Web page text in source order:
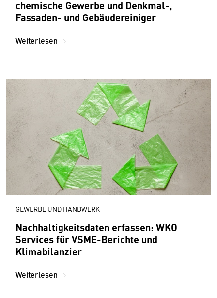
chemische Gewerbe und Denkmal-,
Fassaden- und Gebäudereiniger
Weiterlesen
GEWERBE UND HANDWERK
Nachhaltigkeitsdaten erfassen: WKO
Services für VSME-Berichte und
Klimabilanzier
Weiterlesen